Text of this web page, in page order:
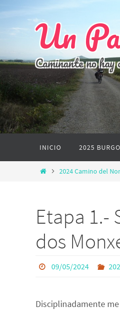
Un
Caminante no hay
contenido
INICIO 2025
Inicio2024 Camino del
Etapa 1.-
dos
09/05/2024
Disciplinadamente